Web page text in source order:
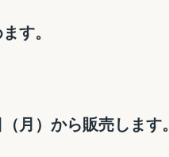
す。
月）から販売します。